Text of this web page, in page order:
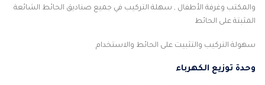
والمكتب وغرفة الأطفال , سهلة التركيب في جميع صناديق الحائط الشائعة
المثبتة على الحائط
سهولة التركيب والتثبيت على الحائط والاستخدام
وحدة توزيع الكهرباء